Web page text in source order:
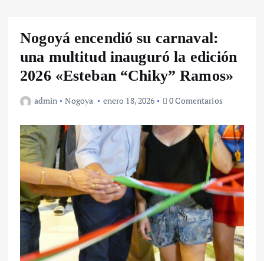
Nogoyá encendió su carnaval:
una multitud inauguró la edición
2026 «Esteban “Chiky” Ramos»
admin Nogoya enero 18, 2026 0 Comentarios